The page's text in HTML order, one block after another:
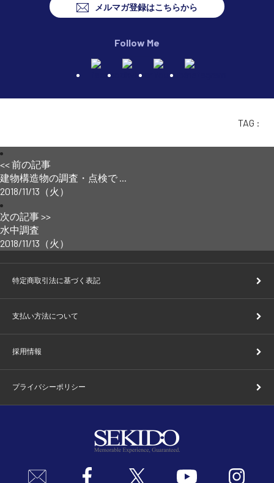
メルマガ登録はこちらから
Follow Me
TAG :
<< 前の記事
建物構造物の調査・点検で ...
2018/11/13（火）
次の記事 >>
水中調査
2018/11/13（火）
特定商取引法に基づく表記
支払い方法について
採用情報
プライバシーポリシー